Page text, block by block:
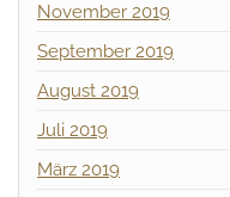
November 2019
September 2019
August 2019
Juli 2019
März 2019